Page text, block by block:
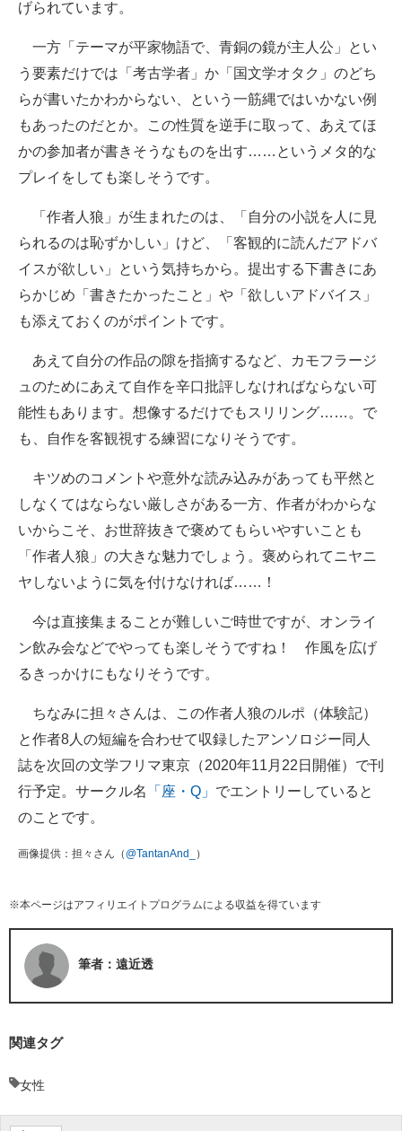
げられています。
一方「テーマが平家物語で、青銅の鏡が主人公」とい
う要素だけでは「考古学者」か「国文学オタク」のどち
らが書いたかわからない、という一筋縄ではいかない例
もあったのだとか。この性質を逆手に取って、あえてほ
かの参加者が書きそうなものを出す……というメタ的な
プレイをしても楽しそうです。
「作者人狼」が生まれたのは、「自分の小説を人に見
られるのは恥ずかしい」けど、「客観的に読んだアドバ
イスが欲しい」という気持ちから。提出する下書きにあ
らかじめ「書きたかったこと」や「欲しいアドバイス」
も添えておくのがポイントです。
あえて自分の作品の隙を指摘するなど、カモフラージ
ュのためにあえて自作を辛口批評しなければならない可
能性もあります。想像するだけでもスリリング……。で
も、自作を客観視する練習になりそうです。
キツめのコメントや意外な読み込みがあっても平然と
しなくてはならない厳しさがある一方、作者がわからな
いからこそ、お世辞抜きで褒めてもらいやすいことも
「作者人狼」の大きな魅力でしょう。褒められてニヤニ
ヤしないように気を付けなければ……！
今は直接集まることが難しいご時世ですが、オンライ
ン飲み会などでやっても楽しそうですね！ 作風を広げ
るきっかけにもなりそうです。
ちなみに担々さんは、この作者人狼のルポ（体験記）
と作者8人の短編を合わせて収録したアンソロジー同人
誌を次回の文学フリマ東京（2020年11月22日開催）で刊
行予定。サークル名
「座・Q」 でエントリーしていると
のことです。
画像提供：担々さん（ @TantanAnd_ ）
※本ページはアフィリエイトプログラムによる収益を得ています
筆者：遠近透
関連タグ
女性